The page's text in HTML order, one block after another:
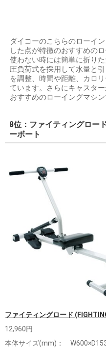
ダイコーのこちらのローイ
した点が特徴のおすすめの
使わない時には簡単に折り
圧負荷式を採用して水量と
を調整、時間や距離、カロ
ています。さらにキャスタ
おすすめのローイングマシン
8位：ファイティングロー
ーボート
ファイティングロード
12,960円
本体サイズ(mm)：